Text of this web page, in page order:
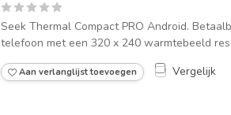
Seek Thermal Compact PRO Android.
telefoon met een 320 x 240 warmtebeeld
Aan verlanglijst toevoegen Vergelijk